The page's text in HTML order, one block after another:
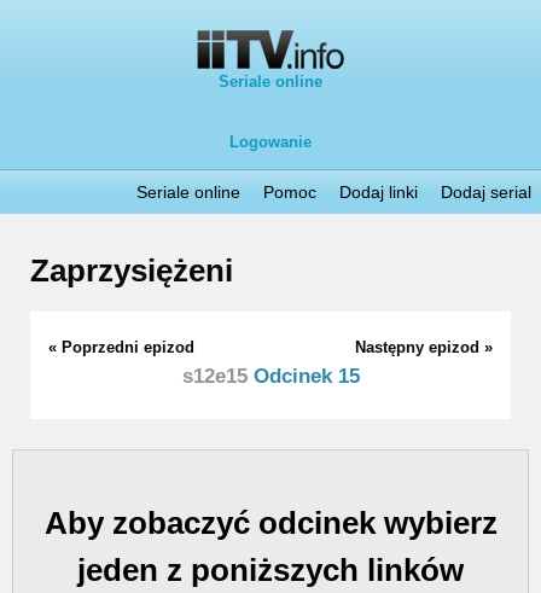
Seriale online
Logowanie
Seriale online Pomoc Dodaj linki Dodaj serial
Zaprzysiężeni
« Poprzedni epizod Następny epizod »
s12e15Odcinek 15
Aby zobaczyć odcinek wybierz
jeden z poniższych linków